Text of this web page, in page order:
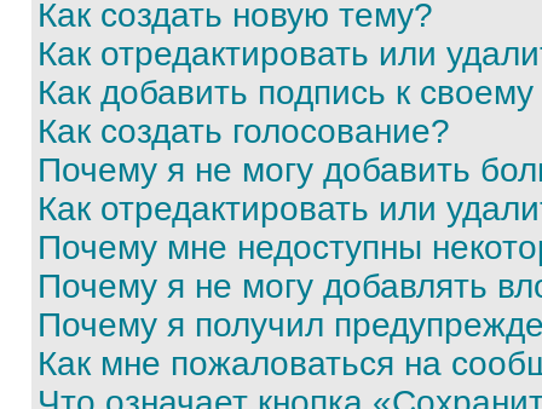
Как создать новую тему?
Как отредактировать или
Как добавить подпись к
Как создать голосование?
Почему я не могу добавить
Как отредактировать или
Почему мне недоступны
Почему я не могу добавлять
Почему я получил
Как мне пожаловаться на